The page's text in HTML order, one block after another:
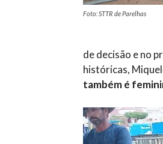
Foto: STTR de Parelhas
de decisão e no
históricas,
também é